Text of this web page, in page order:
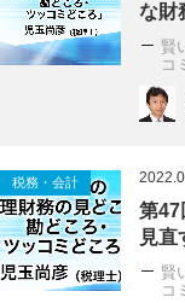
な財
賢
コ
税務・会計
第
見直
賢
コ